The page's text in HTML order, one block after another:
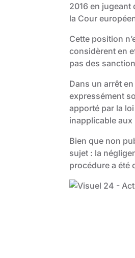
2016 en jugeant
la Cour
Cette position
considèrent en
pas des
Dans un arrêt
expressément
apporté par la
inapplicable
Bien que non
sujet : la
procédure a été